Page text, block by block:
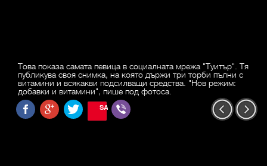
Това показа самата певица в социалната мрежа "Туитър". Тя
публикува своя снимка, на която държи три торби пълни с
витамини и всякакви подсилващи средства. "Нов режим:
добавки и витамини", пише под фотоса.
SAVE